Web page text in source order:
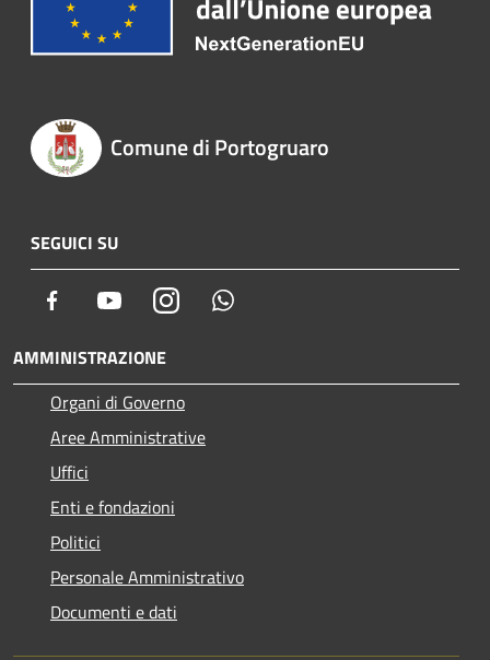
Comune di Portogruaro
SEGUICI SU
Facebook YoutubeInstagram
AMMINISTRAZIONE
Organi di Governo
Aree Amministrative
Uffici
Enti e fondazioni
Politici
Personale Amministrativo
Documenti e dati